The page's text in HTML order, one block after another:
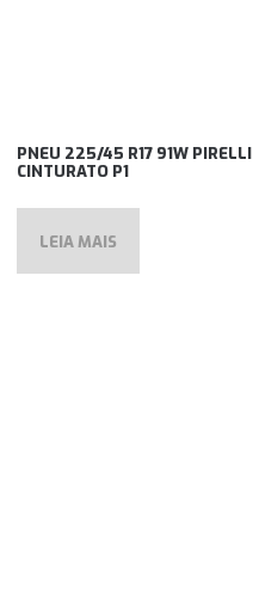
PNEU 225/45 R17 91W PIRELLI
CINTURATO P1
LEIA MAIS